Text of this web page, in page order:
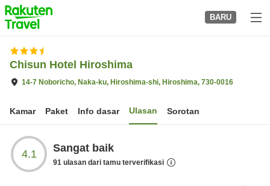
to
top
page
BARU
Chisun Hotel Hiroshima
14-7 Noboricho, Naka-ku, Hiroshima-shi, Hiroshima, 730-0016
Kamar Paket Info dasar Ulasan Sorotan
4.1 Sangat baik
91 ulasan dari tamu terverifikasi